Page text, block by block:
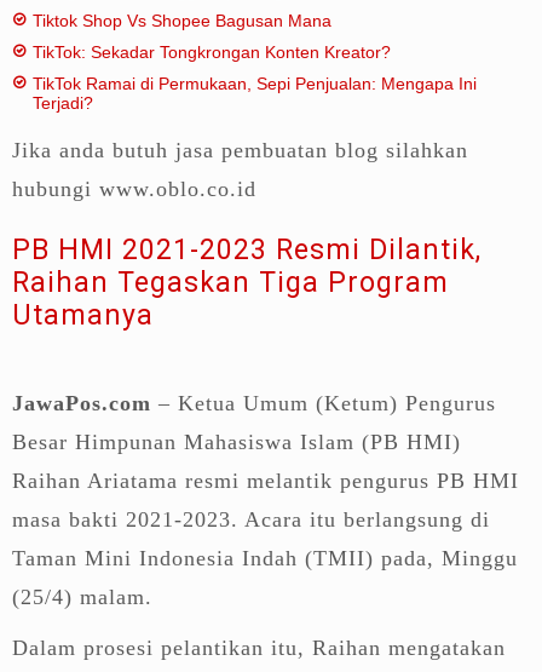
Tiktok Shop Vs Shopee Bagusan Mana
TikTok: Sekadar Tongkrongan Konten Kreator?
TikTok Ramai di Permukaan, Sepi Penjualan: Mengapa Ini
Terjadi?
Jika anda butuh jasa pembuatan blog silahkan
hubungi www.oblo.co.id
PB HMI 2021-2023 Resmi Dilantik,
Raihan Tegaskan Tiga Program
Utamanya
JawaPos.com – Ketua Umum (Ketum) Pengurus
Besar Himpunan Mahasiswa Islam (PB HMI)
Raihan Ariatama resmi melantik pengurus PB HMI
masa bakti 2021-2023. Acara itu berlangsung di
Taman Mini Indonesia Indah (TMII) pada, Minggu
(25/4) malam.
Dalam prosesi pelantikan itu, Raihan mengatakan